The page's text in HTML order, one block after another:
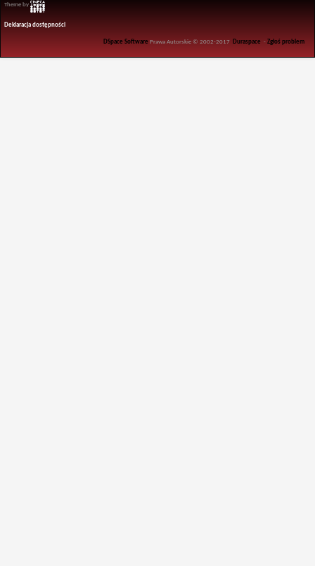
Theme by
Deklaracja dostępności
DSpace Software Prawa Autorskie © 2002-2017 Duraspace -Zgłoś problem